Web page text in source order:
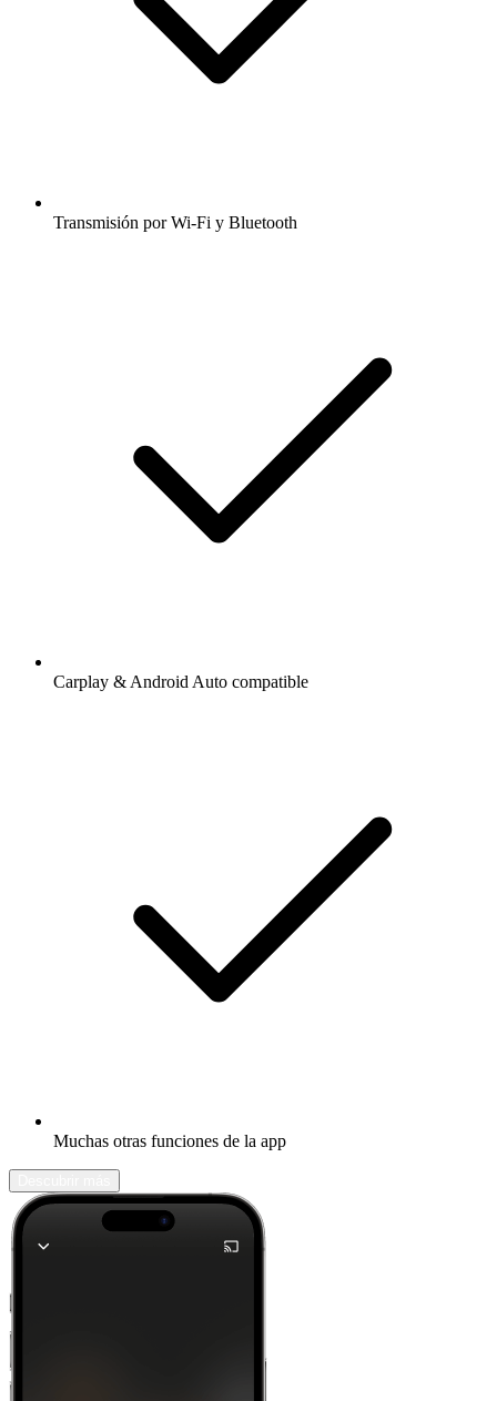
Transmisión por Wi-Fi y Bluetooth
Carplay & Android Auto compatible
Muchas otras funciones de la app